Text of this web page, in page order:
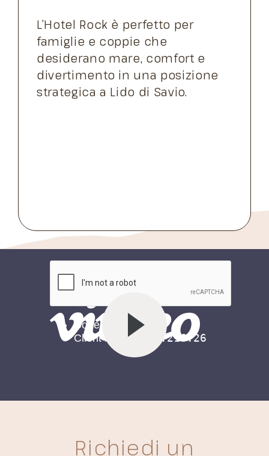
L’Hotel Rock è perfetto per
famiglie e coppie che
desiderano mare, comfort e
divertimento in una posizione
strategica a Lido di Savio.
Richiedi un